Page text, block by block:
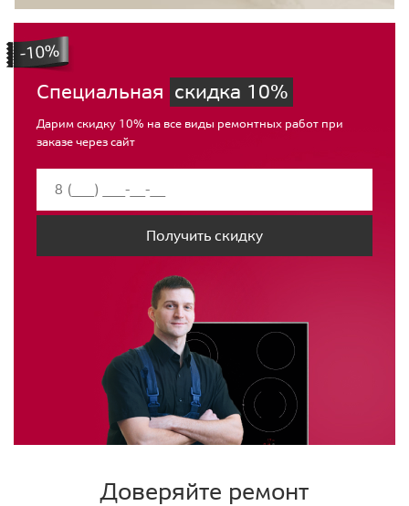
Специальная скидка 10%
Дарим скидку 10% на все виды ремонтных работ при
заказе через сайт
Получить скидку
Доверяйте ремонт